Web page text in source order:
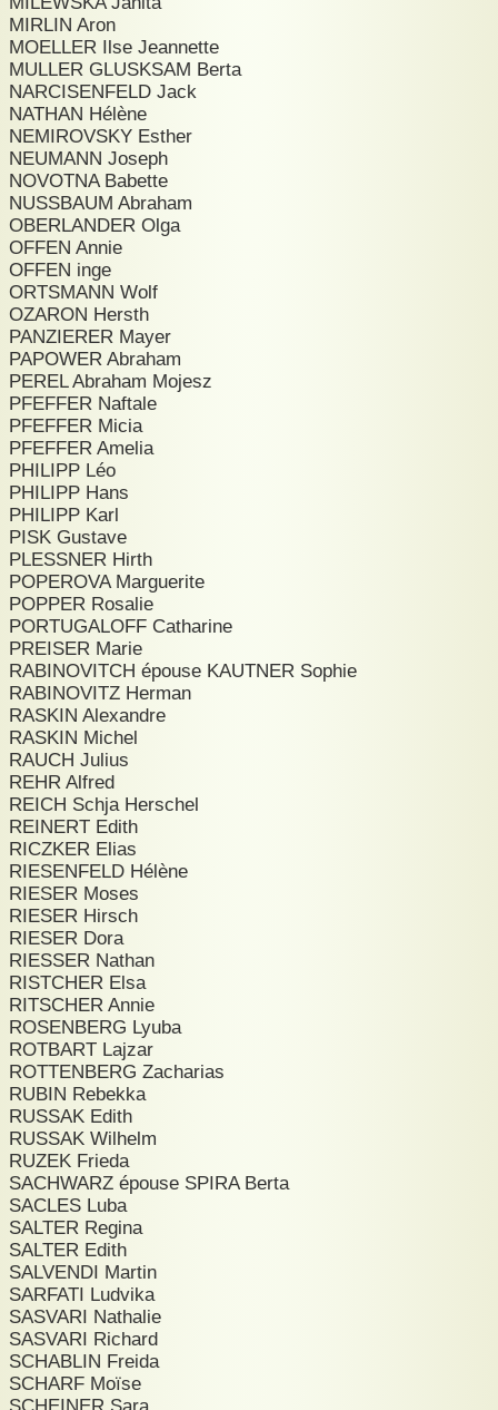
MIRLIN Aron
MOELLER Ilse Jeannette
MULLER GLUSKSAM Berta
NARCISENFELD Jack
NATHAN Hélène
NEMIROVSKY Esther
NEUMANN Joseph
NOVOTNA Babette
NUSSBAUM Abraham
OBERLANDER Olga
OFFEN Annie
OFFEN inge
ORTSMANN Wolf
OZARON Hersth
PANZIERER Mayer
PAPOWER Abraham
PEREL Abraham Mojesz
PFEFFER Naftale
PFEFFER Micia
PFEFFER Amelia
PHILIPP Léo
PHILIPP Hans
PHILIPP Karl
PISK Gustave
PLESSNER Hirth
POPEROVA Marguerite
POPPER Rosalie
PORTUGALOFF Catharine
PREISER Marie
RABINOVITCH épouse KAUTNER Sophie
RABINOVITZ Herman
RASKIN Alexandre
RASKIN Michel
RAUCH Julius
REHR Alfred
REICH Schja Herschel
REINERT Edith
RICZKER Elias
RIESENFELD Hélène
RIESER Moses
RIESER Hirsch
RIESER Dora
RIESSER Nathan
RISTCHER Elsa
RITSCHER Annie
ROSENBERG Lyuba
ROTBART Lajzar
ROTTENBERG Zacharias
RUBIN Rebekka
RUSSAK Edith
RUSSAK Wilhelm
RUZEK Frieda
SACHWARZ épouse SPIRA Berta
SACLES Luba
SALTER Regina
SALTER Edith
SALVENDI Martin
SARFATI Ludvika
SASVARI Nathalie
SASVARI Richard
SCHABLIN Freida
SCHARF Moïse